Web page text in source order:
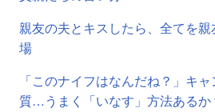
親友の夫とキスしたら、全てを
場
「このナイフはなんだね？」キ
質…うまく「いなす」方法あるか